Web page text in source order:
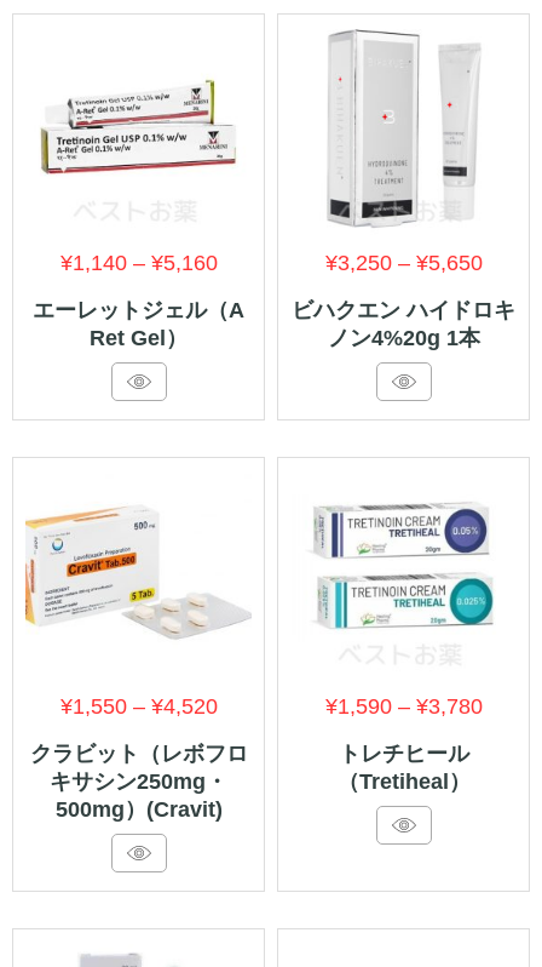
エーレットジェル（A
Ret Gel）
¥1,140 –¥5,160価
格
–
¥5,160
ビハクエン ハイドロキ
ノン4%20g 1本
¥3,250 –¥5,650価
格
帯:
–
クラビット（レボフロ
キサシン250mg・
500mg）(Cravit)
¥1,550 –¥4,520価
格
帯:
¥1,550
¥4,520
トレチヒール
（Tretiheal）
¥1,590 –¥3,780価